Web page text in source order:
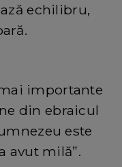
echilibru,
importante
din ebraicul
este
avut milă”.